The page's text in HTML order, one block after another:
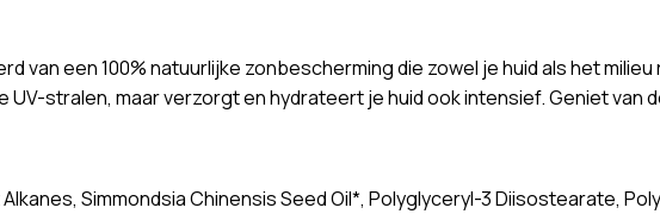
van een 100% natuurlijke zonbescherming die zowel je huid als het
stralen, maar verzorgt en hydrateert je huid ook intensief. Geniet van
Simmondsia Chinensis Seed Oil*, Polyglyceryl-3 Diisostearate,